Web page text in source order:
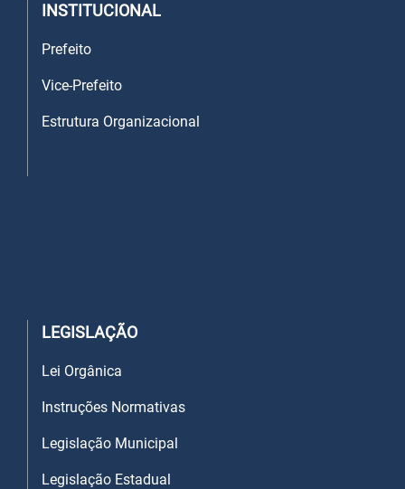
INSTITUCIONAL
Prefeito
Vice-Prefeito
Estrutura Organizacional
LEGISLAÇÃO
Lei Orgânica
Instruções Normativas
Legislação Municipal
Legislação Estadual